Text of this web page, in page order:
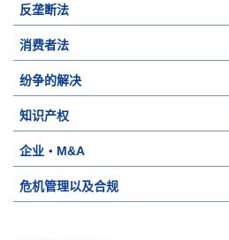
反垄断法
消费者法
纷争的解决
知识产权
企业・M&A
危机管理以及合规